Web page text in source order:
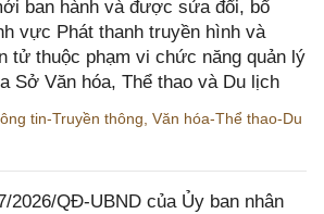
ban hành và được sửa đổi, bổ
vực Phát thanh truyền hình và
tử thuộc phạm vi chức năng quản lý
Sở Văn hóa, Thể thao và Du lịch
tin-Truyền thông, Văn hóa-Thể thao-Du
2026/QĐ-UBND của Ủy ban nhân